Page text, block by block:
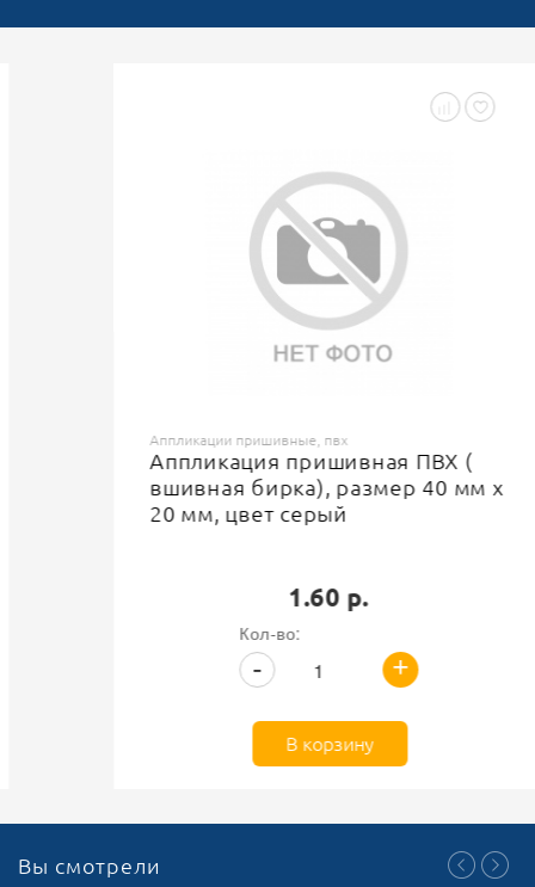
Аппликации пришивные, пвх
Аппликация пришивная ПВХ (
вшивная бирка), размер 40 мм х
20 мм, цвет серый
1.60 р.
В корзину
Вы смотрели